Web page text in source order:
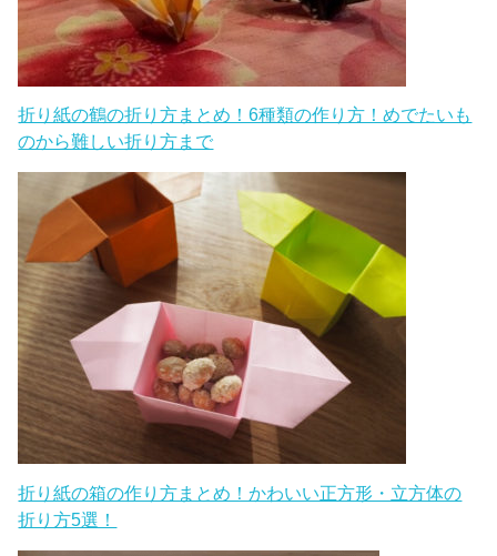
【春の折り紙】簡単な折り方まとめ！ちょうちょや花な
どかわいい壁飾りを制作しよう
折り紙の鶴の折り方まとめ！6種類の作り方！めでたいも
のから難しい折り方まで